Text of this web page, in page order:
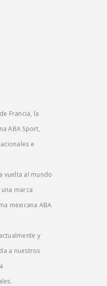
Francia, la
ABA Sport,
e
vuelta al mundo
marca
mexicana ABA
y
a nuestros